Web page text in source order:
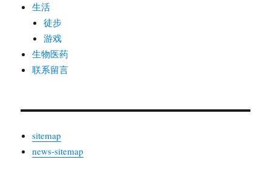
生活
徒步
游戏
生物医药
联系留言
sitemap
news-sitemap